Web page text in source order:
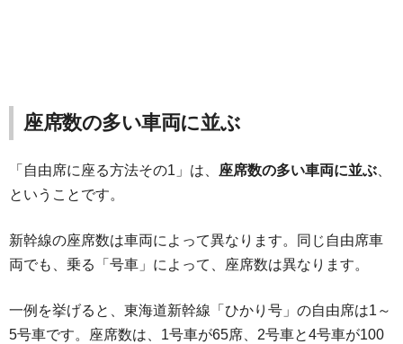
座席数の多い車両に並ぶ
「自由席に座る方法その1」は、 座席数の多い車両に並ぶ
ということです。
新幹線の座席数は車両によって異なります。同じ自由席車
両でも、乗る「号車」によって、座席数は異なります。
一例を挙げると、東海道新幹線「ひかり号」の自由席は1～
5号車です。座席数は、1号車が65席、2号車と4号車が100